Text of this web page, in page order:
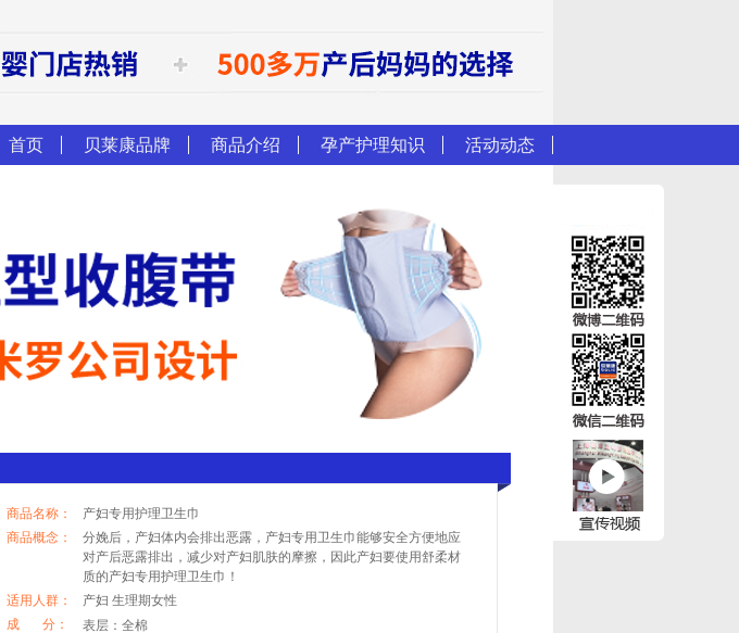
首页 贝莱康品牌 商品介绍 孕产护理知识 活动动态
商品名称：
产妇专用护理卫生巾
商品概念：
分娩后，产妇体内会排出恶露，产妇专用卫生巾能够安全方便地应
对产后恶露排出，减少对产妇肌肤的摩擦，因此产妇要使用舒柔材
质的产妇专用护理卫生巾！
适用人群：
产妇 生理期女性
成 分：
表层：全棉